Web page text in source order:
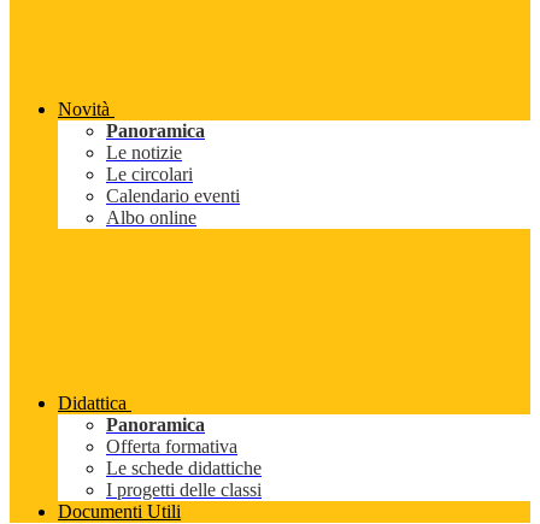
Novità
Panoramica
Le notizie
Le circolari
Calendario eventi
Albo online
Didattica
Panoramica
Offerta formativa
Le schede didattiche
I progetti delle classi
Documenti Utili